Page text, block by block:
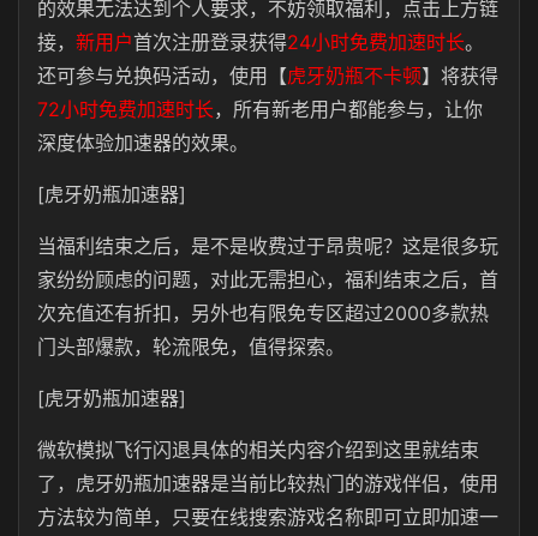
的效果无法达到个人要求，不妨领取福利，点击上方链
接， 新用户首次注册登录获得24小时免费加速时长。
还可参与兑换码活动，使用【虎牙奶瓶不卡顿】将获得
72小时免费加速时长 ，所有新老用户都能参与，让你
深度体验加速器的效果。
[虎牙奶瓶加速器]
当福利结束之后，是不是收费过于昂贵呢？这是很多玩
家纷纷顾虑的问题，对此无需担心，福利结束之后，首
次充值还有折扣，另外也有限免专区超过2000多款热
门头部爆款，轮流限免，值得探索。
[虎牙奶瓶加速器]
微软模拟飞行闪退具体的相关内容介绍到这里就结束
了，虎牙奶瓶加速器是当前比较热门的游戏伴侣，使用
方法较为简单，只要在线搜索游戏名称即可立即加速一